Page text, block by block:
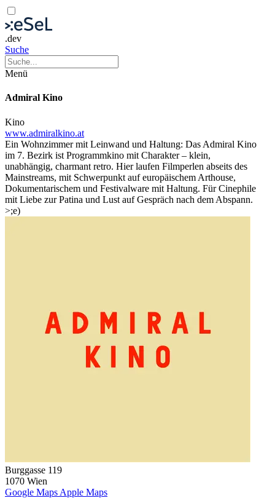
.dev
Suche
Menü
Admiral Kino
Kino
www.admiralkino.at
Ein Wohnzimmer mit Leinwand und Haltung: Das Admiral Kino
im 7. Bezirk ist Programmkino mit Charakter – klein,
unabhängig, charmant retro. Hier laufen Filmperlen abseits des
Mainstreams, mit Schwerpunkt auf europäischem Arthouse,
Dokumentarischem und Festivalware mit Haltung. Für Cinephile
mit Liebe zur Patina und Lust auf Gespräch nach dem Abspann.
>;e)
Burggasse 119
1070 Wien
Google Maps Apple Maps